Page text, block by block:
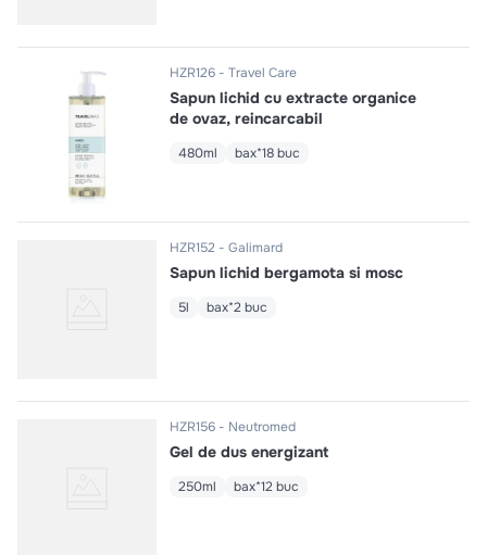
HZR126 Travel Care
Sapun lichid cu extracte organice
de ovaz, reincarcabil
480ml bax*18 buc
HZR152 Galimard
Sapun lichid bergamota si mosc
5l bax*2 buc
HZR156 Neutromed
Gel de dus energizant
250ml bax*12 buc